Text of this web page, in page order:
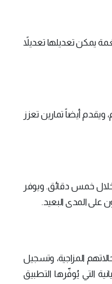
من 50 مقطع صوت ونغمة يمكن تعديلها تعديلاً
أيضاً تمارين تعزز
خمس دقائق. ويوفر
على المدى البعيد.
المزاجية، وتسجيل
التي يُوفّرها التطبيق